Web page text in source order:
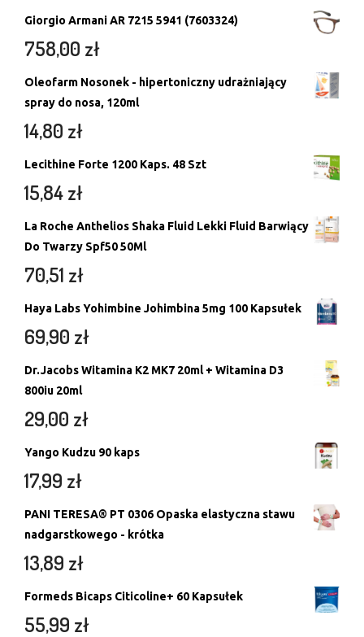
Giorgio Armani AR 7215 5941 (7603324)
758,00 zł
Oleofarm Nosonek - hipertoniczny udrażniający
spray do nosa, 120ml
14,80 zł
Lecithine Forte 1200 Kaps. 48 Szt
15,84zł
La Roche Anthelios Shaka Fluid Lekki Fluid Barwiący
Do Twarzy Spf50 50Ml
70,51 zł
Haya Labs Yohimbine Johimbina 5mg 100 Kapsułek
69,90 zł
Dr.Jacobs Witamina K2 MK7 20ml + Witamina D3
800iu 20ml
29,00 zł
Yango Kudzu 90 kaps
17,99 zł
PANI TERESA® PT 0306 Opaska elastyczna stawu
nadgarstkowego - krótka
13,89 zł
Formeds Bicaps Citicoline+ 60 Kapsułek
55,99 zł